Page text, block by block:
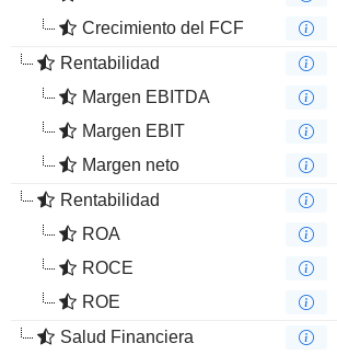
Crecimiento del FCF
Rentabilidad
Margen EBITDA
Margen EBIT
Margen neto
Rentabilidad
ROA
ROCE
ROE
Salud Financiera